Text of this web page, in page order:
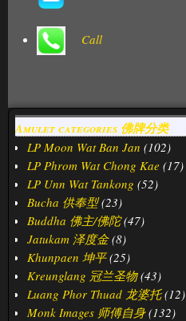
Call
Amulet categories 佛牌分类
LP Moon Wat Ban Jan (102)
LP Phrom Wat Chong Kae (17)
LP Unn Wat Tankong (52)
Bucha 供奉型 (23)
Buddha 佛主/佛陀 (47)
Jatukam 泽度金 (8)
Khunpaen 坤平 (25)
Kreunglang 冠兰圣物 (43)
Luang Phor Thuad 龙婆托 (12)
Monk Images 师傅自身 (132)